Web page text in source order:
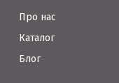
Про нас
Каталог
Блог